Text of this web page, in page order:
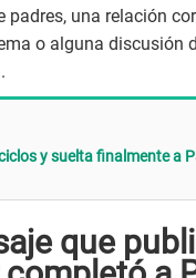
padres, una relación
o alguna discusión
y suelta finalmente a
que